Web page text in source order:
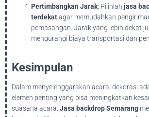
Pertimbangkan Jarak: Pilihlah jasa
terdekatagar memudahkan
pemasangan. Jarak yang lebih dekat
mengurangi biaya transportasi dan
Kesimpulan
Dalam menyelenggarakan acara, dekorasi
elemen penting yang bisa meningkatkan
suasana acara. Jasa backdrop Semarang